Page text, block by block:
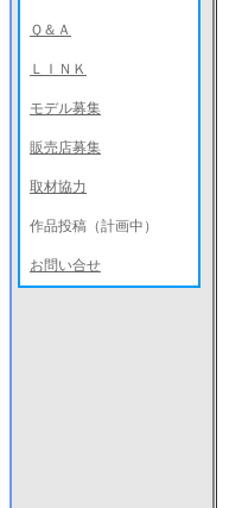
Ｑ＆Ａ
ＬＩＮＫ
モデル募集
販売店募集
取材協力
作品投稿（計画中）
お問い合せ